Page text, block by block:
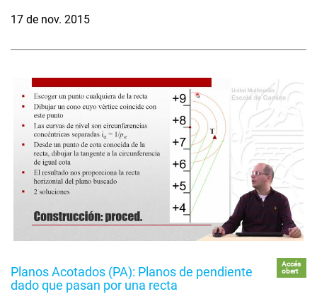
17 de nov. 2015
Planos Acotados (PA): Planos de pendiente
dado que pasan por una recta
Accés
obert